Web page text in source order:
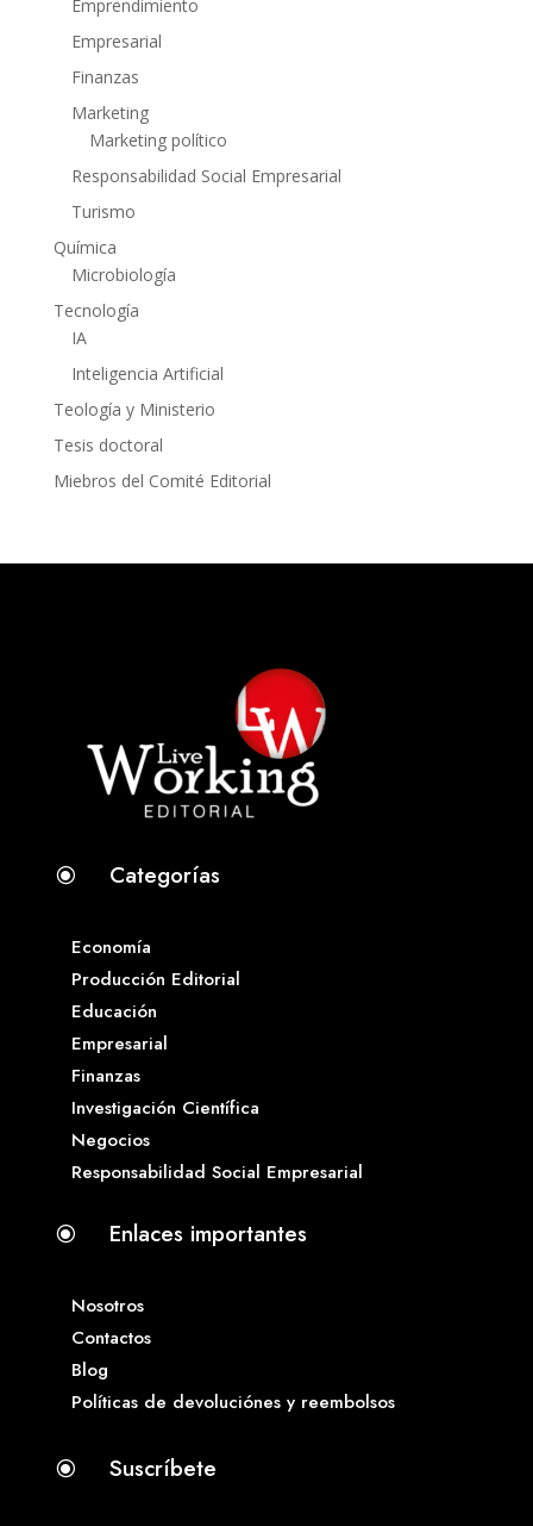
Emprendimiento
Empresarial
Finanzas
Marketing
Marketing político
Responsabilidad Social Empresarial
Turismo
Química
Microbiología
Tecnología
IA
Inteligencia Artificial
Teología y Ministerio
Tesis doctoral
Miebros del Comité Editorial
\ Categorías
Economía
Producción Editorial
Educación
Empresarial
Finanzas
Investigación Científica
Negocios
Responsabilidad Social Empresarial
\ Enlaces importantes
Nosotros
Contactos
Blog
Políticas de devoluciónes y reembolsos
\ Suscríbete